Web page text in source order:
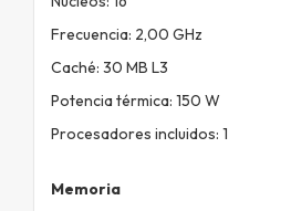
Frecuencia: 2,00 GHz
Caché: 30 MB L3
Potencia térmica: 150 W
Procesadores incluidos: 1
Memoria